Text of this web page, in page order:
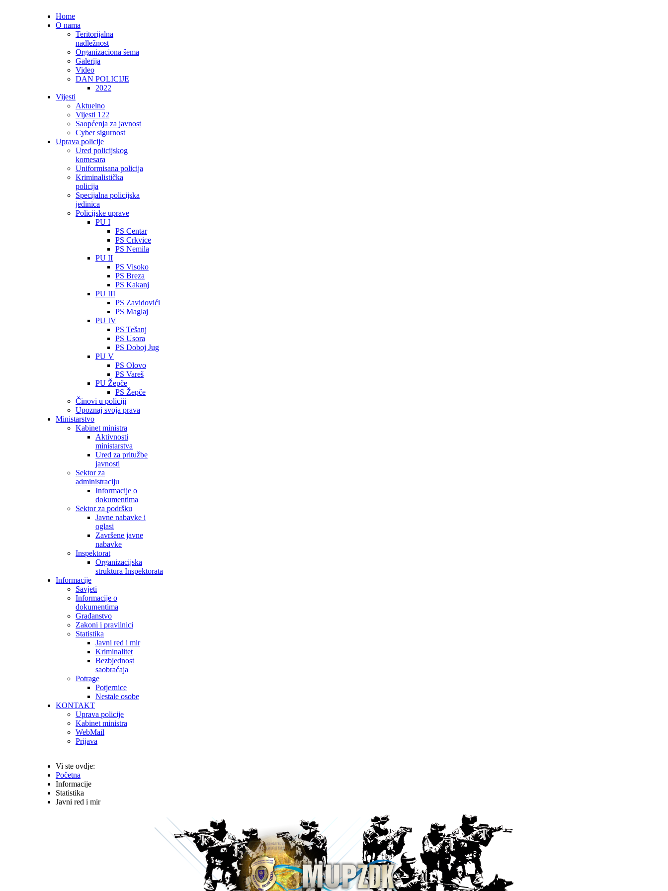
Home
O nama
Teritorijalna
nadležnost
Organizaciona šema
Galerija
Video
DAN POLICIJE
2022
Vijesti
Aktuelno
Vijesti 122
Saopćenja za javnost
Cyber sigurnost
Uprava policije
Ured policijskog
komesara
Uniformisana policija
Kriminalistička
policija
Specijalna policijska
jedinica
Policijske uprave
PU I
PS Centar
PS Crkvice
PS Nemila
PU II
PS Visoko
PS Breza
PS Kakanj
PU III
PS Zavidovići
PS Maglaj
PU IV
PS Tešanj
PS Usora
PS Doboj Jug
PU V
PS Olovo
PS Vareš
PU Žepče
PS Žepče
Činovi u policiji
Upoznaj svoja prava
Ministarstvo
Kabinet ministra
Aktivnosti
ministarstva
Ured za pritužbe
javnosti
Sektor za
administraciju
Informacije o
dokumentima
Sektor za podršku
Javne nabavke i
oglasi
Završene javne
nabavke
Inspektorat
Organizacijska
struktura Inspektorata
Informacije
Savjeti
Informacije o
dokumentima
Građanstvo
Zakoni i pravilnici
Statistika
Javni red i mir
Kriminalitet
Bezbjednost
saobraćaja
Potrage
Potjernice
Nestale osobe
KONTAKT
Uprava policije
Kabinet ministra
WebMail
Prijava
Vi ste ovdje:
Početna
Informacije
Statistika
Javni red i mir